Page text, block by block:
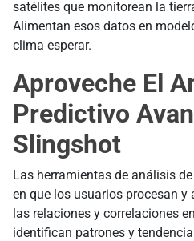
satélites que monitorean la
Alimentan esos datos en
clima esperar.
Aproveche El
Predictivo
Slingshot
Las herramientas de análisis
en que los usuarios procesan y
las relaciones y correlaciones
identifican patrones y